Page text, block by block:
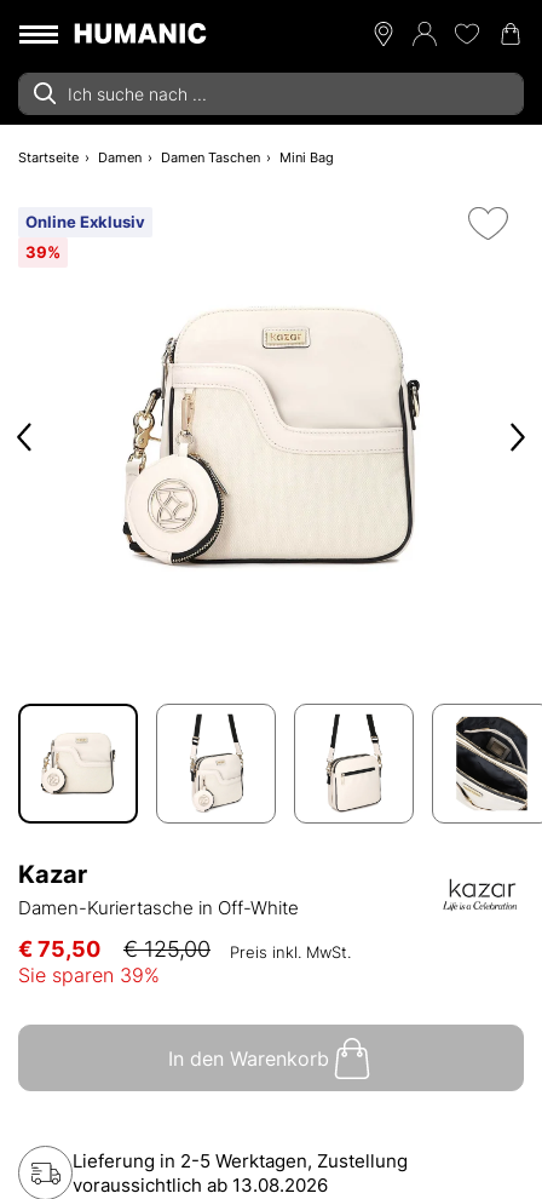
Startseite Damen Damen Taschen Mini Bag
Online Exklusiv
39%
Kazar
Damen-Kuriertasche in Off-White
€ 75,50 € 125,00 Preis inkl. MwSt.
Sie sparen 39%
In den Warenkorb
Lieferung in 2-5 Werktagen, Zustellung
voraussichtlich ab 13.08.2026